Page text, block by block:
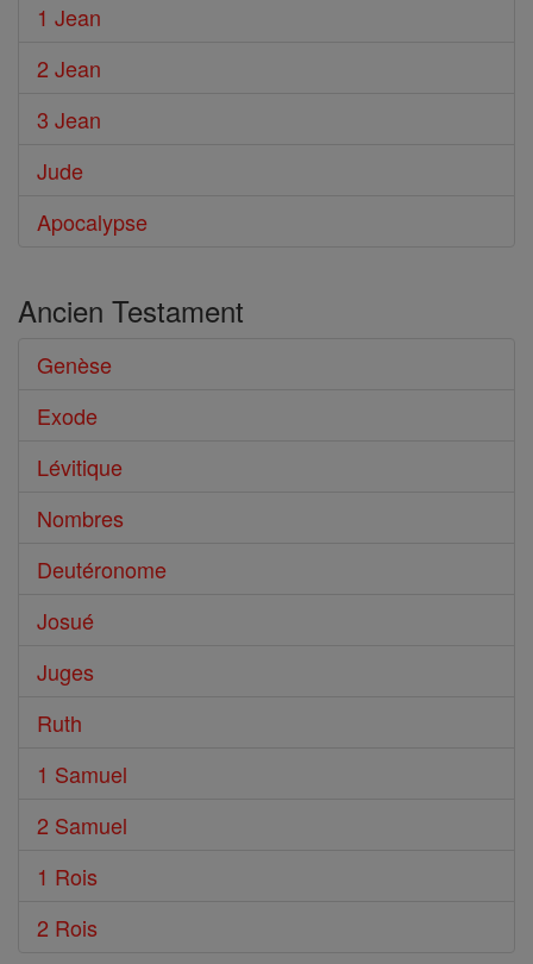
1 Jean
2 Jean
3 Jean
Jude
Apocalypse
Ancien Testament
Genèse
Exode
Lévitique
Nombres
Deutéronome
Josué
Juges
Ruth
1 Samuel
2 Samuel
1 Rois
2 Rois